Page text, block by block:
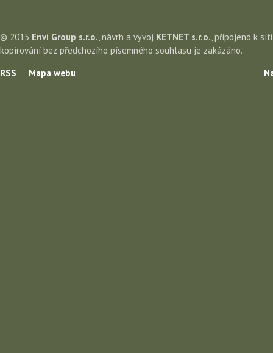
© 2015 Envi Group s.r.o., návrh a vývoj KETNET s.r.o., připojeno k
kopírování bez předchozího písemného souhlasu je zakázáno.
RSS
Mapa webu